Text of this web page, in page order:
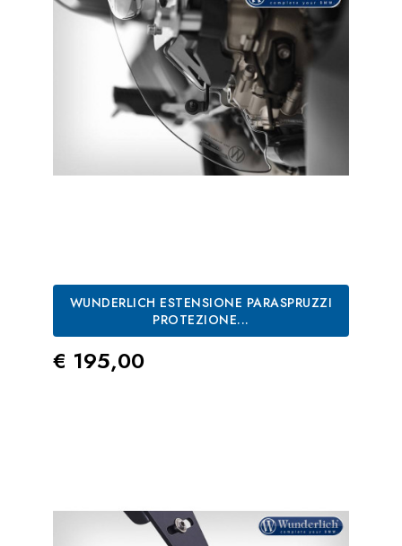
WUNDERLICH ESTENSIONE PARASPRUZZI
PROTEZIONE...
Prezzo
€ 195,00